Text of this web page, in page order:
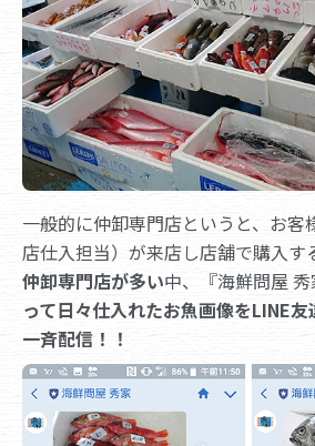
一般的に仲卸専門店というと、お客
店仕入担当）が来店し店舗で購入す
仲卸専門店が多い中、『海鮮問屋
って日々仕入れたお魚画像をLINE
一斉配信！！